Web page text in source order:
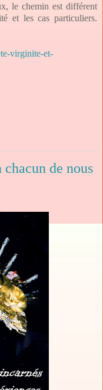
le chemin est différent
et les cas particuliers.
virginite-et-
de nous